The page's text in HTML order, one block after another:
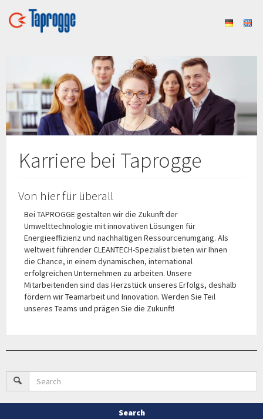
Karriere bei Taprogge
Von hier für überall
Bei TAPROGGE gestalten wir die Zukunft der
Umwelttechnologie mit innovativen Lösungen für
Energieeffizienz und nachhaltigen Ressourcenumgang. Als
weltweit führender CLEANTECH-Spezialist bieten wir Ihnen
die Chance, in einem dynamischen, international
erfolgreichen Unternehmen zu arbeiten. Unsere
Mitarbeitenden sind das Herzstück unseres Erfolgs, deshalb
fördern wir Teamarbeit und Innovation. Werden Sie Teil
unseres Teams und prägen Sie die Zukunft!
Search